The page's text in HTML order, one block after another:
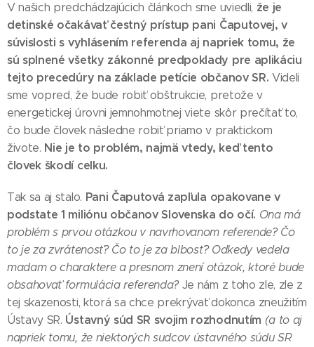
V našich predchádzajúcich článkoch sme uviedli, že je
detinské očakávať čestný prístup pani Čaputovej, v
súvislosti s vyhlásením referenda aj napriek tomu, že
sú splnené všetky zákonné predpoklady pre aplikáciu
tejto precedúry na základe petície občanov SR. Videli
sme vopred, že bude robiť obštrukcie, pretože v
energetickej úrovni jemnohmotnej viete skôr prečítať to,
čo bude človek následne robiť priamo v praktickom
živote. Nie je to problém, najmä vtedy, keď tento
človek škodí celku.
Tak sa aj stalo. Pani Čaputová zapľula opakovane v
podstate 1 miliónu občanov Slovenska do očí. Ona má
problém s prvou otázkou v navrhovanom referende? Čo
to je za zvrátenosť? Čo to je za blbosť? Odkedy vedela
madam o charaktere a presnom znení otázok, ktoré bude
obsahovať formulácia referenda?Je nám z toho zle, zle z
tej skazenosti, ktorá sa chce prekrývať dokonca zneužitím
Ústavy SR. Ústavný súd SR svojim rozhodnutím (a to aj
napriek tomu, že niektorých sudcov ústavného súdu SR